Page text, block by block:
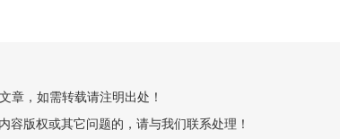
章，如需转载请注明出处！
版权或其它问题的，请与我们联系处理！